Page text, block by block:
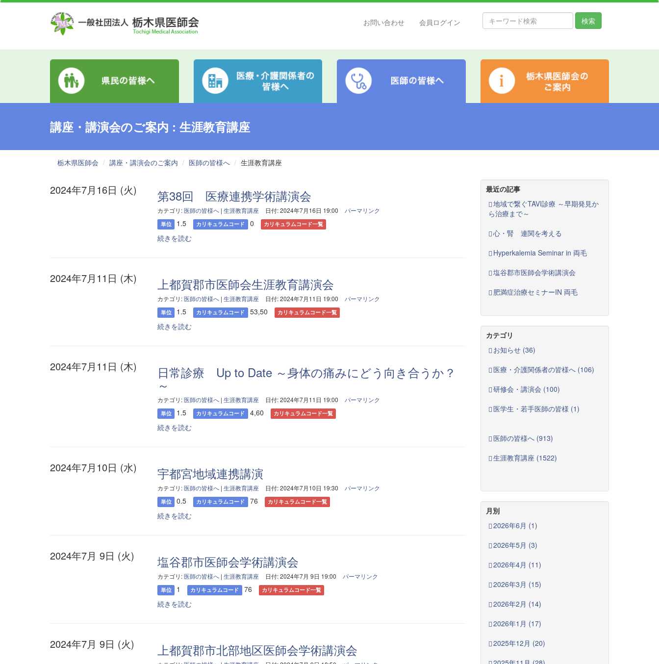
検索
お問い合わせ 会員ログイン
講座・講演会のご案内 : 生涯教育講座
栃木県医師会 講座・講演会のご案内 医師の皆様へ 生涯教育講座
2024年7月16日 (火) 第38回 医療連携学術講演会
カテゴリ:医師の皆様へ |生涯教育講座 日付: 2024年7月16日 19:00 パーマリンク
単位 1.5 カリキュラムコード 0 カリキュラムコード一覧
続きを読む
2024年7月11日 (木) 上都賀郡市医師会生涯教育講演会
カテゴリ:医師の皆様へ |生涯教育講座 日付: 2024年7月11日 19:00 パーマリンク
単位 1.5 カリキュラムコード 53,50 カリキュラムコード一覧
続きを読む
2024年7月11日 (木) 日常診療 Up to Date ～身体の痛みにどう向き合うか？
～
カテゴリ:医師の皆様へ |生涯教育講座 日付: 2024年7月11日 19:00 パーマリンク
単位 1.5 カリキュラムコード 4,60 カリキュラムコード一覧
続きを読む
2024年7月10日 (水) 宇都宮地域連携講演
カテゴリ:医師の皆様へ |生涯教育講座 日付: 2024年7月10日 19:30 パーマリンク
単位 0.5 カリキュラムコード 76 カリキュラムコード一覧
続きを読む
2024年7月 9日 (火) 塩谷郡市医師会学術講演会
カテゴリ:医師の皆様へ |生涯教育講座 日付: 2024年7月 9日 19:00 パーマリンク
単位 1 カリキュラムコード 76 カリキュラムコード一覧
続きを読む
2024年7月 9日 (火) 上都賀郡市北部地区医師会学術講演会
最近の記事
地域で繋ぐTAVI診療 ～早期発見か
ら治療まで～
心・腎 連関を考える
Hyperkalemia Seminar in 両毛
塩谷郡市医師会学術講演会
肥満症治療セミナーIN 両毛
カテゴリ
お知らせ (36)
医療・介護関係者の皆様へ (106)
研修会・講演会 (100)
医学生・若手医師の皆様 (1)
医師の皆様へ (913)
生涯教育講座 (1522)
月別
2026年6月 (1)
2026年5月 (3)
2026年4月 (11)
2026年3月 (15)
2026年2月 (14)
2026年1月 (17)
2025年12月 (20)